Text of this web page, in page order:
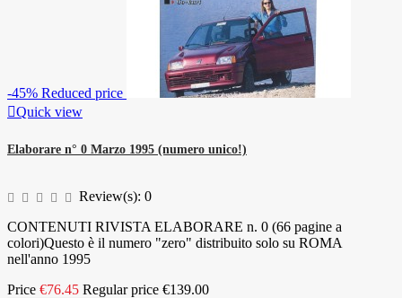
-45% Reduced price
Quick view
Elaborare n° 0 Marzo 1995 (numero unico!)
Review(s): 0
CONTENUTI RIVISTA ELABORARE n. 0 (66 pagine a
colori)Questo è il numero "zero" distribuito solo su ROMA
nell'anno 1995
Price €76.45 Regular price €139.00